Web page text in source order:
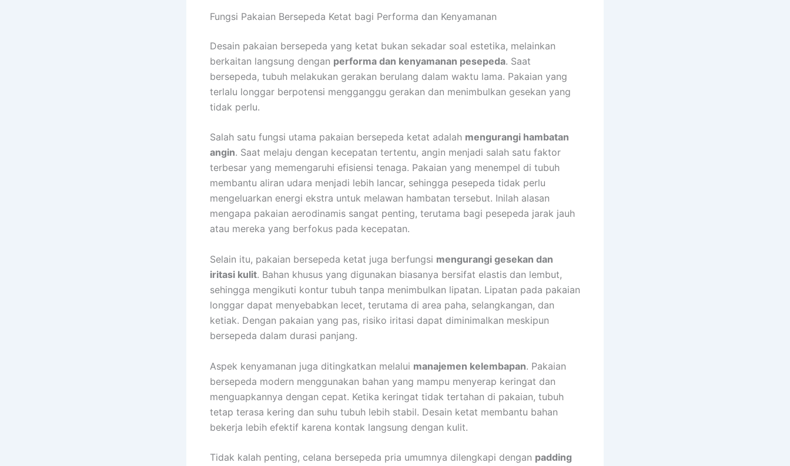
Fungsi Pakaian Bersepeda Ketat bagi Performa dan Kenyamanan
Desain pakaian bersepeda yang ketat bukan sekadar soal estetika, melainkan
berkaitan langsung dengan performa dan kenyamanan pesepeda. Saat
bersepeda, tubuh melakukan gerakan berulang dalam waktu lama. Pakaian yang
terlalu longgar berpotensi mengganggu gerakan dan menimbulkan gesekan yang
tidak perlu.
Salah satu fungsi utama pakaian bersepeda ketat adalah mengurangi hambatan
angin. Saat melaju dengan kecepatan tertentu, angin menjadi salah satu faktor
terbesar yang memengaruhi efisiensi tenaga. Pakaian yang menempel di tubuh
membantu aliran udara menjadi lebih lancar, sehingga pesepeda tidak perlu
mengeluarkan energi ekstra untuk melawan hambatan tersebut. Inilah alasan
mengapa pakaian aerodinamis sangat penting, terutama bagi pesepeda jarak jauh
atau mereka yang berfokus pada kecepatan.
Selain itu, pakaian bersepeda ketat juga berfungsi mengurangi gesekan dan
iritasi kulit. Bahan khusus yang digunakan biasanya bersifat elastis dan lembut,
sehingga mengikuti kontur tubuh tanpa menimbulkan lipatan. Lipatan pada pakaian
longgar dapat menyebabkan lecet, terutama di area paha, selangkangan, dan
ketiak. Dengan pakaian yang pas, risiko iritasi dapat diminimalkan meskipun
bersepeda dalam durasi panjang.
Aspek kenyamanan juga ditingkatkan melalui manajemen kelembapan. Pakaian
bersepeda modern menggunakan bahan yang mampu menyerap keringat dan
menguapkannya dengan cepat. Ketika keringat tidak tertahan di pakaian, tubuh
tetap terasa kering dan suhu tubuh lebih stabil. Desain ketat membantu bahan
bekerja lebih efektif karena kontak langsung dengan kulit.
Tidak kalah penting, celana bersepeda pria umumnya dilengkapi dengan padding